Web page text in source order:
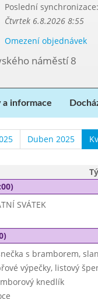
Poslední synchronizace:
Čtvrtek 6.8.2026 8:55
Omezení objednávek
náměstí 8
a informace
Duben 2025
SVÁTEK
s bramborem,
výpečky, listový
knedlík